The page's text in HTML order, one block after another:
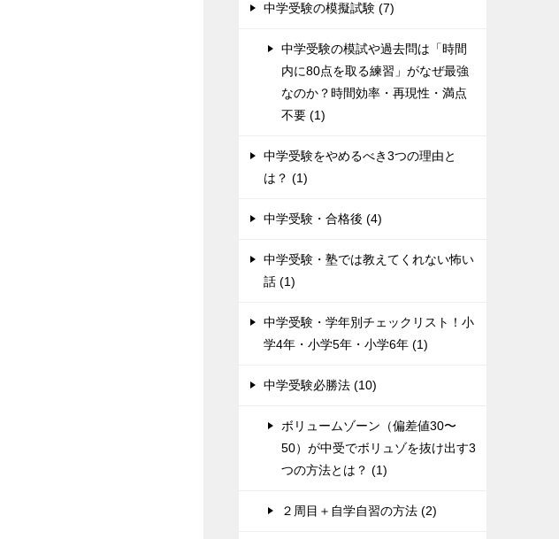
中学受験の模擬試験 (7)
中学受験の模試や過去問は「時間
内に80点を取る練習」がなぜ最強
なのか？時間効率・再現性・満点
不要 (1)
中学受験をやめるべき3つの理由と
は？ (1)
中学受験・合格後 (4)
中学受験・塾では教えてくれない怖い
話 (1)
中学受験・学年別チェックリスト！小
学4年・小学5年・小学6年 (1)
中学受験必勝法 (10)
ボリュームゾーン（偏差値30〜
50）が中受でボリュゾを抜け出す3
つの方法とは？ (1)
２周目＋自学自習の方法 (2)